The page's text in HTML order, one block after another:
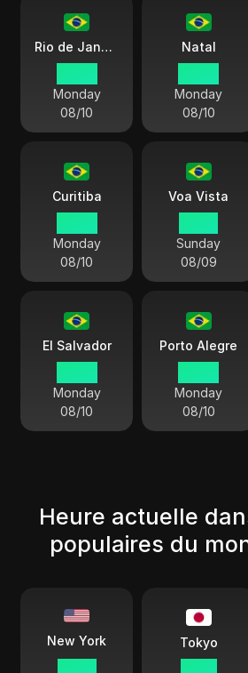
Rio de Janeiro
Monday
08/10
Natal
Monday
08/10
Curitiba
Monday
08/10
Voa Vista
Sunday
08/09
El Salvador
Monday
08/10
Porto Alegre
Monday
08/10
Heure actuelle
populaires du
New York Tokyo